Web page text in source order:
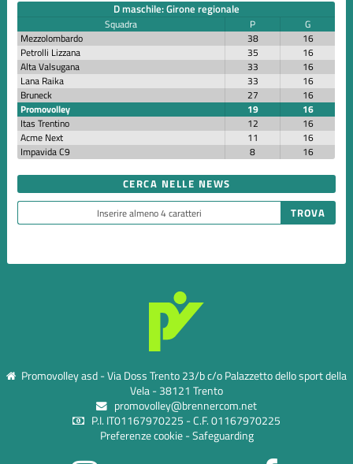
D maschile: Girone regionale
Squadra P
G
Mezzolombardo
38
16
Petrolli Lizzana
35
16
Alta Valsugana
33
16
Lana Raika
33
16
Bruneck
27
16
Promovolley
19
16
Itas Trentino
12
16
Acme Next
11
16
Impavida C9
8 16
CERCA NELLE NEWS
Promovolley asd - Via Doss Trento 23/b c/o Palazzetto dello sport della
Vela - 38121 Trento
promovolley@brennercom.net
P.I. IT01167970225 - C.F. 01167970225
Preferenze cookie-Safeguarding